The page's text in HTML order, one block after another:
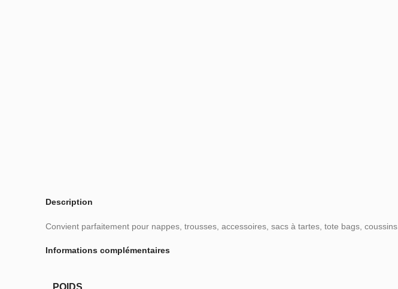
Description
Convient parfaitement pour nappes, trousses, accessoires, sacs à tartes, tote bags, coussins.
Informations complémentaires
POIDS